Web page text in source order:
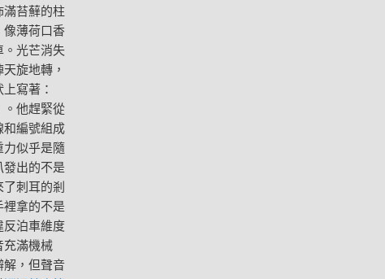
苔蘚的柱
薄荷口香
光芒消失
旋地轉，
寫著：
他趕緊從
編號組成
似乎是隨
出的不是
了刺耳的剎
拿的不是
泊車維度
充滿機械
，但聲音